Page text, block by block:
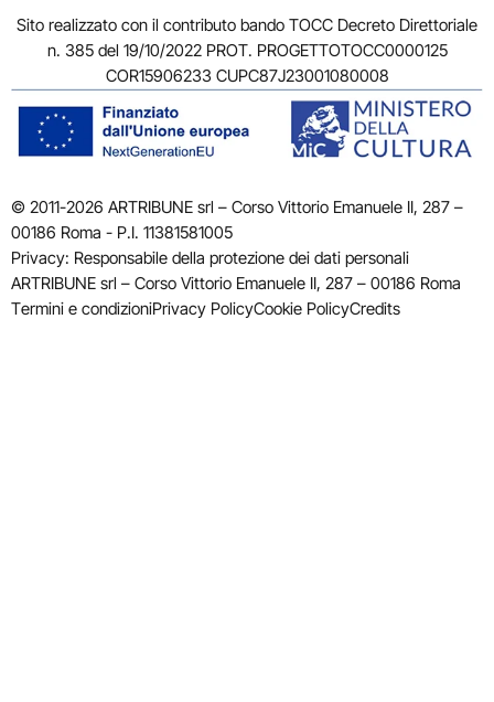
Sito realizzato con il contributo bando TOCC Decreto Direttoriale
n. 385 del 19/10/2022 PROT. PROGETTOTOCC0000125
COR15906233 CUPC87J23001080008
© 2011-2026 ARTRIBUNE srl – Corso Vittorio Emanuele II, 287 –
00186 Roma - P.I. 11381581005
Privacy: Responsabile della protezione dei dati personali
ARTRIBUNE srl – Corso Vittorio Emanuele II, 287 – 00186 Roma
Termini e condizioniPrivacy PolicyCookie PolicyCredits